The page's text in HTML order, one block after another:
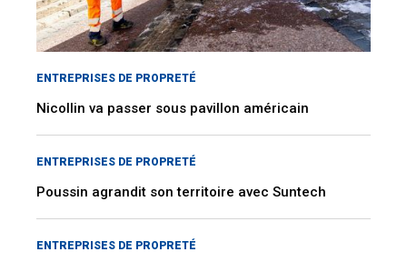
ENTREPRISES DE PROPRETÉ
Nicollin va passer sous pavillon américain
ENTREPRISES DE PROPRETÉ
Poussin agrandit son territoire avec Suntech
ENTREPRISES DE PROPRETÉ